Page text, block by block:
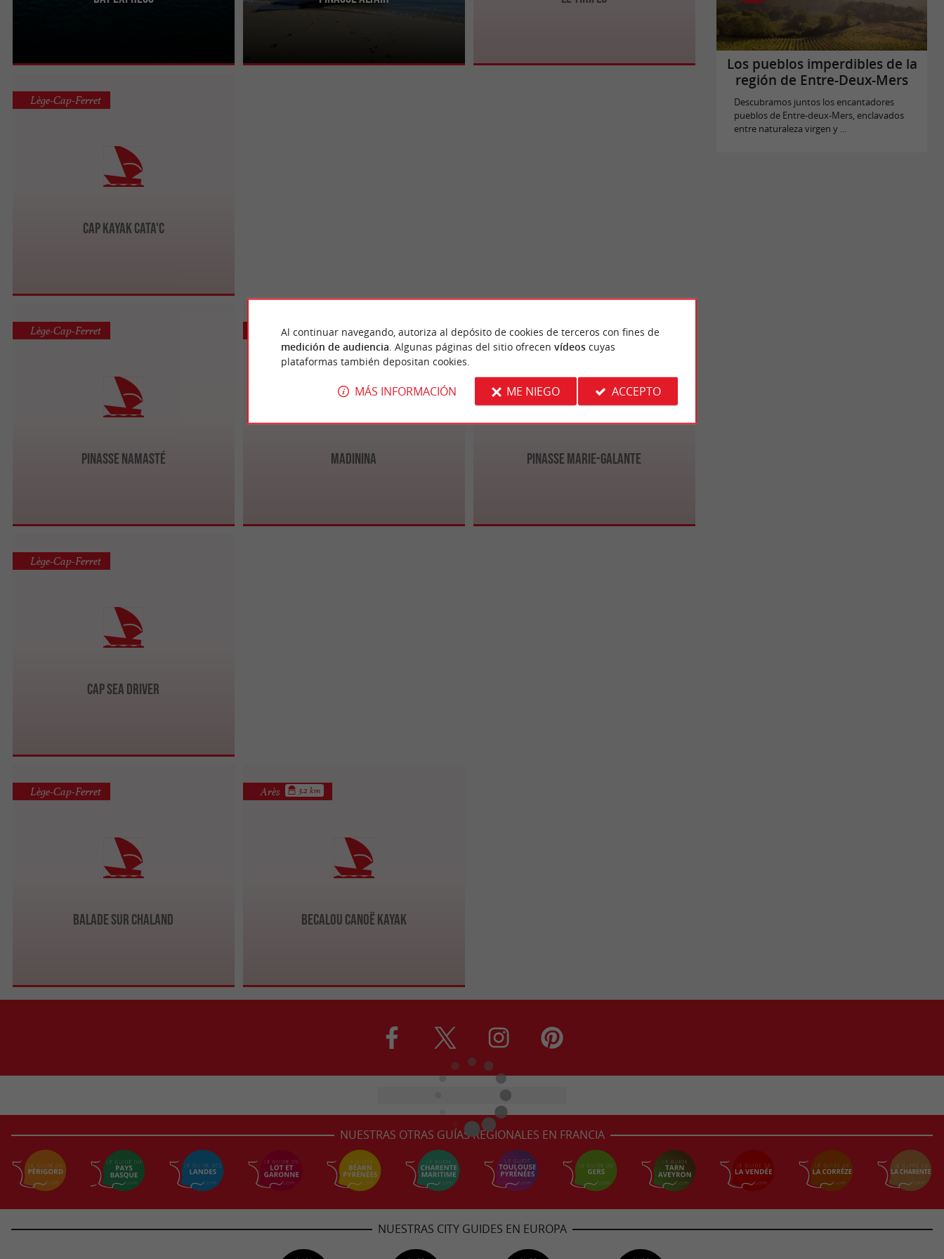
Cap Kayak Cata'c
Lège-Cap-Ferret
Pinasse Namasté
Lège-Cap-Ferret
Madinina
Lège-Cap-Ferret
Pinasse Marie-Galante
Lège-Cap-Ferret
Cap Sea Driver
Lège-Cap-Ferret
Balade sur chaland
Lège-Cap-Ferret
Becalou Canoë Kayak
Arès 3.2 km
Los pueblos imperdibles de la
región de Entre-Deux-Mers
Descubramos juntos los encantadores
pueblos de Entre-deux-Mers, enclavados
entre naturaleza virgen y ...
NUESTRAS OTRAS GUÍAS REGIONALES EN FRANCIA
NUESTRAS CITY GUIDES EN EUROPA
Al continuar navegando, autoriza al depósito de cookies de terceros con fines de
medición de audiencia . Algunas páginas del sitio ofrecen vídeoscuyas
plataformas también depositan cookies.
MÁS INFORMACIÓN ME NIEGO ACCEPTO